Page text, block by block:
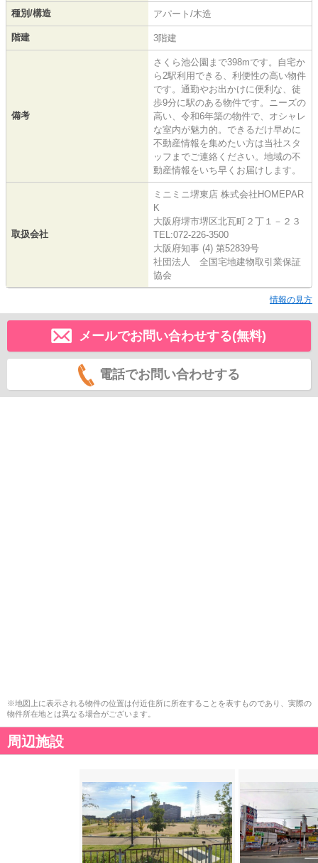
種別/構造 アパート/木造
階建 3階建
備考
さくら池公園まで398mです。自宅か
ら2駅利用できる、利便性の高い物件
です。通勤やお出かけに便利な、徒
歩9分に駅のある物件です。ニーズの
高い、令和6年築の物件で、オシャレ
な室内が魅力的。できるだけ早めに
不動産情報を集めたい方は当社スタ
ッフまでご連絡ください。地域の不
動産情報をいち早くお届けします。
取扱会社
ミニミニ堺東店 株式会社HOMEPAR
K
大阪府堺市堺区北瓦町２丁１－２３
TEL:072-226-3500
大阪府知事 (4) 第52839号
社団法人 全国宅地建物取引業保証
協会
情報の見方
メールでお問い合わせする(無料)
電話でお問い合わせする
※地図上に表示される物件の位置は付近住所に所在することを表すものであり、実際の
物件所在地とは異なる場合がございます。
周辺施設